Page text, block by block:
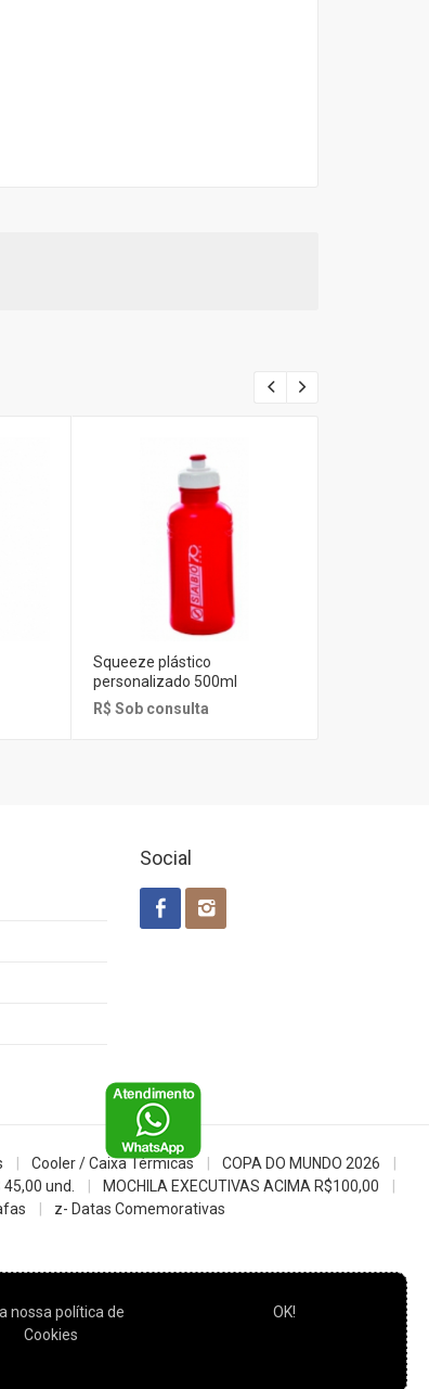
Squeeze plástico
personalizado 500ml
R$ Sob consulta
Social
Cooler / Caixa Térmicas
COPA DO MUNDO 2026
und.
MOCHILA EXECUTIVAS ACIMA R$100,00
z- Datas Comemorativas
nossa política de
Cookies
OK!